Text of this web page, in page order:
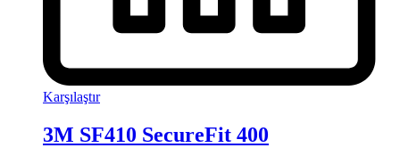
Karşılaştır
3M SF410 SecureFit 400